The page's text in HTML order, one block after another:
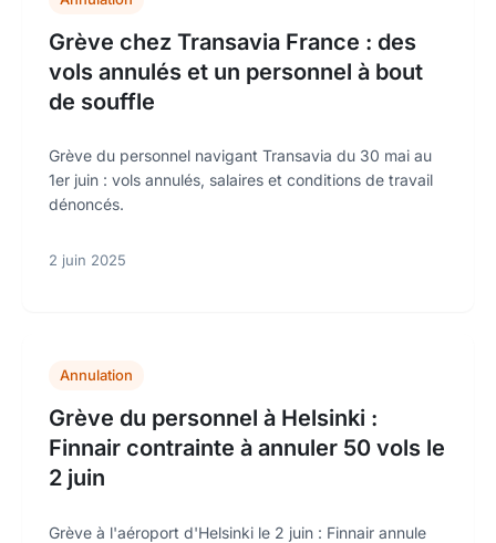
Grève chez Transavia France : des
vols annulés et un personnel à bout
de souffle
Grève du personnel navigant Transavia du 30 mai au
1er juin : vols annulés, salaires et conditions de travail
dénoncés.
2 juin 2025
Annulation
Grève du personnel à Helsinki :
Finnair contrainte à annuler 50 vols le
2 juin
Grève à l'aéroport d'Helsinki le 2 juin : Finnair annule